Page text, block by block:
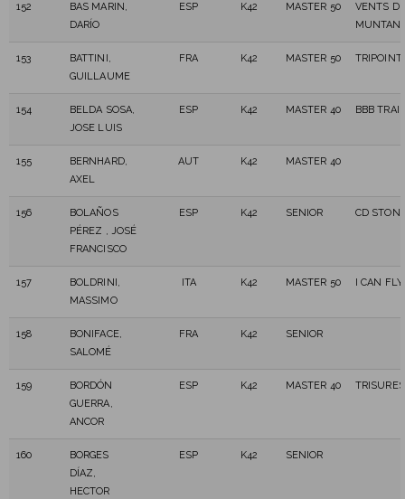
152
BAS MARIN,
DARÍO
ESP K42 MASTER 50
VENTS DE
153
BATTINI,
GUILLAUME
FRA K42 MASTER 50 TRIPOINT
154
BELDA SOSA,
JOSE LUIS
ESP K42 MASTER 40 BBB TRAIL
155
BERNHARD,
AXEL
AUT K42 MASTER 40
156
BOLAÑOS
PÉREZ , JOSÉ
FRANCISCO
ESP K42 SENIOR CD
157
BOLDRINI,
MASSIMO
ITA K42 MASTER 50 I CAN FLY
158
BONIFACE,
SALOMÉ
FRA K42 SENIOR
159
BORDÓN
GUERRA,
ANCOR
ESP K42 MASTER 40
160
BORGES
DÍAZ,
HECTOR
ESP K42 SENIOR